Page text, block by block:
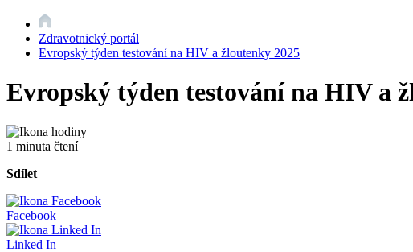
Zdravotnický portál
Evropský týden testování na HIV a žloutenky 2025
Evropský týden testování na HIV a
1 minuta čtení
Sdílet
Facebook
Linked In